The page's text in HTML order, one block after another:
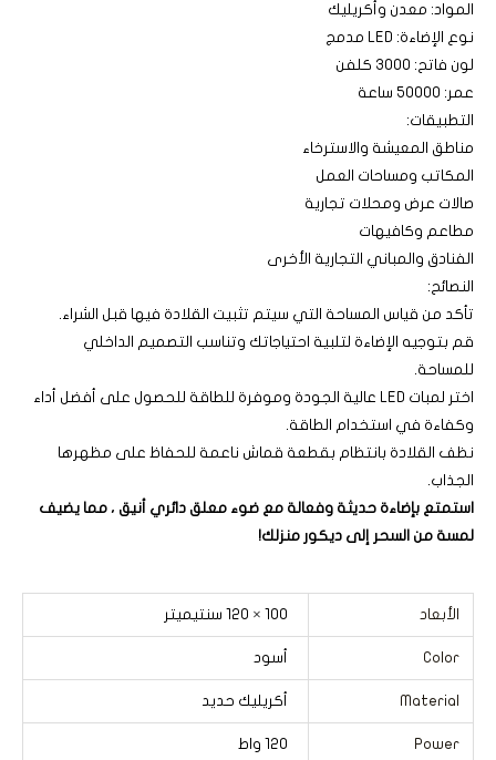
المواد: معدن وأكريليك
نوع الإضاءة: LED مدمج
لون فاتح: 3000 كلفن
عمر: 50000 ساعة
التطبيقات:
مناطق المعيشة والاسترخاء
المكاتب ومساحات العمل
صالات عرض ومحلات تجارية
مطاعم وكافيهات
الفنادق والمباني التجارية الأخرى
النصائح:
تأكد من قياس المساحة التي سيتم تثبيت القلادة فيها قبل الشراء.
قم بتوجيه الإضاءة لتلبية احتياجاتك وتناسب التصميم الداخلي
للمساحة.
اختر لمبات LED عالية الجودة وموفرة للطاقة للحصول على أفضل أداء
وكفاءة في استخدام الطاقة.
نظف القلادة بانتظام بقطعة قماش ناعمة للحفاظ على مظهرها
الجذاب.
استمتع بإضاءة حديثة وفعالة مع ضوء معلق دائري أنيق ، مما يضيف
لمسة من السحر إلى ديكور منزلك!
الأبعاد 100 × 120 سنتيميتر
Color أسود
Material أكريليك حديد
Power 120 واط